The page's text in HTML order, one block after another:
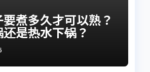
煮多久才可以熟？
是热水下锅？